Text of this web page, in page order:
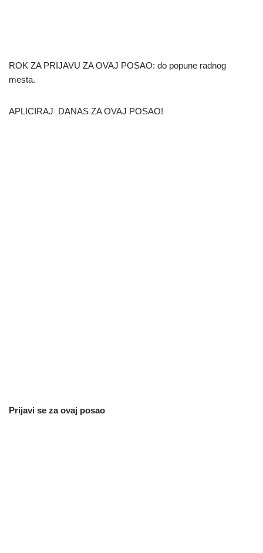
ROK ZA PRIJAVU ZA OVAJ POSAO: do popune radnog
mesta.
APLICIRAJ DANAS ZA OVAJ POSAO!
Prijavi se za ovaj posao